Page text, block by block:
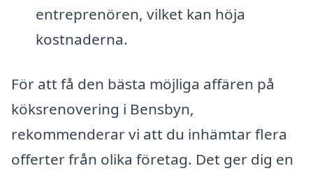
entreprenören, vilket kan höja
kostnaderna.
För att få den bästa möjliga affären på
köksrenovering i Bensbyn,
rekommenderar vi att du inhämtar flera
offerter från olika företag. Det ger dig en